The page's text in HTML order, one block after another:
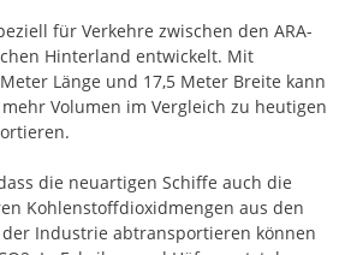
für Verkehre zwischen den ARA-
Hinterland entwickelt. Mit
Länge und 17,5 Meter Breite kann
Volumen im Vergleich zu heutigen
die neuartigen Schiffe auch die
Kohlenstoffdioxidmengen aus den
Industrie abtransportieren können